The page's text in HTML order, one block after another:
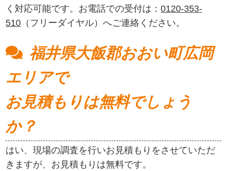
く対応可能です。お電話での受付は：0120-353-
510 （フリーダイヤル）へご連絡ください。
福井県大飯郡おおい町広岡
エリアで
お見積もりは無料でしょう
か？
はい、現場の調査を行いお見積もりをさせていただ
きますが、お見積もりは無料です。